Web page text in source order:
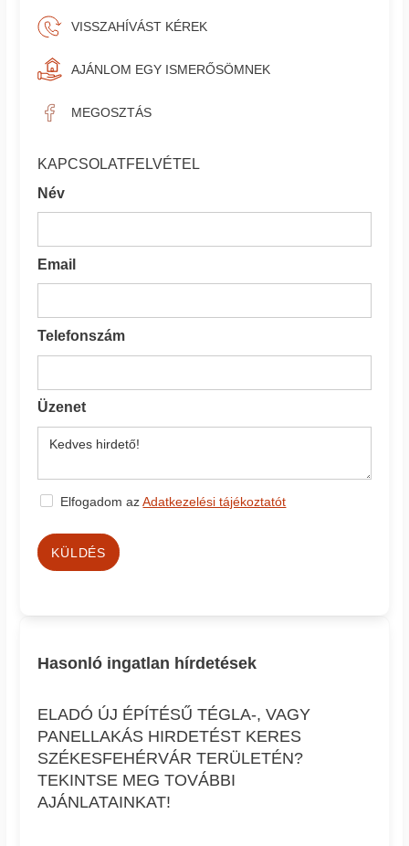
VISSZAHÍVÁST KÉREK
AJÁNLOM EGY ISMERŐSÖMNEK
MEGOSZTÁS
KAPCSOLATFELVÉTEL
Név
Email
Telefonszám
Üzenet
Elfogadom azAdatkezelési tájékoztatót
KÜLDÉS
Hasonló ingatlan hírdetések
ELADÓ ÚJ ÉPÍTÉSŰ TÉGLA-, VAGY
PANELLAKÁS HIRDETÉST KERES
SZÉKESFEHÉRVÁR TERÜLETÉN?
TEKINTSE MEG TOVÁBBI
AJÁNLATAINKAT!